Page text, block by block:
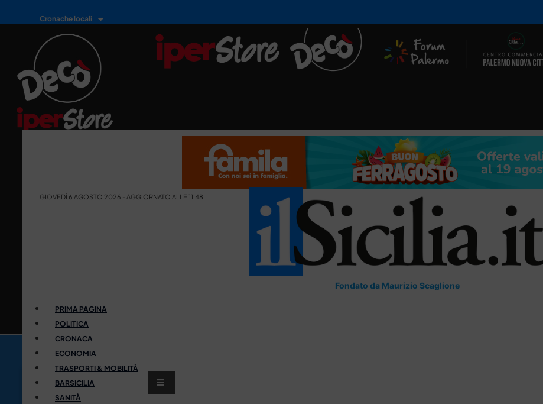
Cronache locali
GIOVEDÌ 6 AGOSTO 2026 - AGGIORNATO ALLE 11:48
Fondato da Maurizio Scaglione
PRIMA PAGINA
POLITICA
CRONACA
ECONOMIA
TRASPORTI & MOBILITÀ
BARSICILIA
SANITÀ